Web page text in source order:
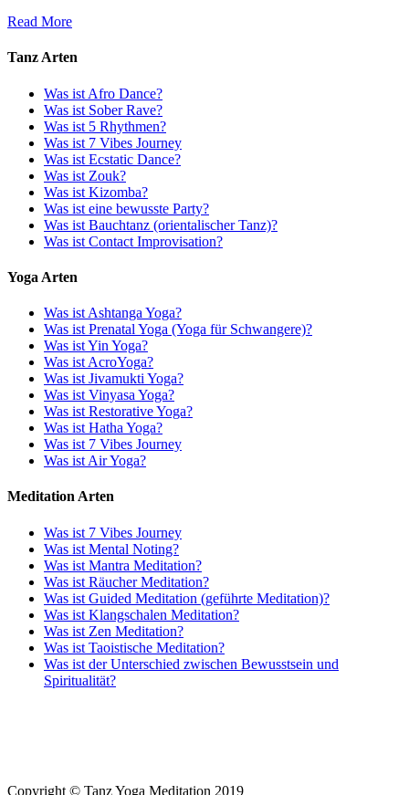
Read More
Tanz Arten
Was ist Afro Dance?
Was ist Sober Rave?
Was ist 5 Rhythmen?
Was ist 7 Vibes Journey
Was ist Ecstatic Dance?
Was ist Zouk?
Was ist Kizomba?
Was ist eine bewusste Party?
Was ist Bauchtanz (orientalischer Tanz)?
Was ist Contact Improvisation?
Yoga Arten
Was ist Ashtanga Yoga?
Was ist Prenatal Yoga (Yoga für Schwangere)?
Was ist Yin Yoga?
Was ist AcroYoga?
Was ist Jivamukti Yoga?
Was ist Vinyasa Yoga?
Was ist Restorative Yoga?
Was ist Hatha Yoga?
Was ist 7 Vibes Journey
Was ist Air Yoga?
Meditation Arten
Was ist 7 Vibes Journey
Was ist Mental Noting?
Was ist Mantra Meditation?
Was ist Räucher Meditation?
Was ist Guided Meditation (geführte Meditation)?
Was ist Klangschalen Meditation?
Was ist Zen Meditation?
Was ist Taoistische Meditation?
Was ist der Unterschied zwischen Bewusstsein und
Spiritualität?
Copyright © Tanz Yoga Meditation 2019